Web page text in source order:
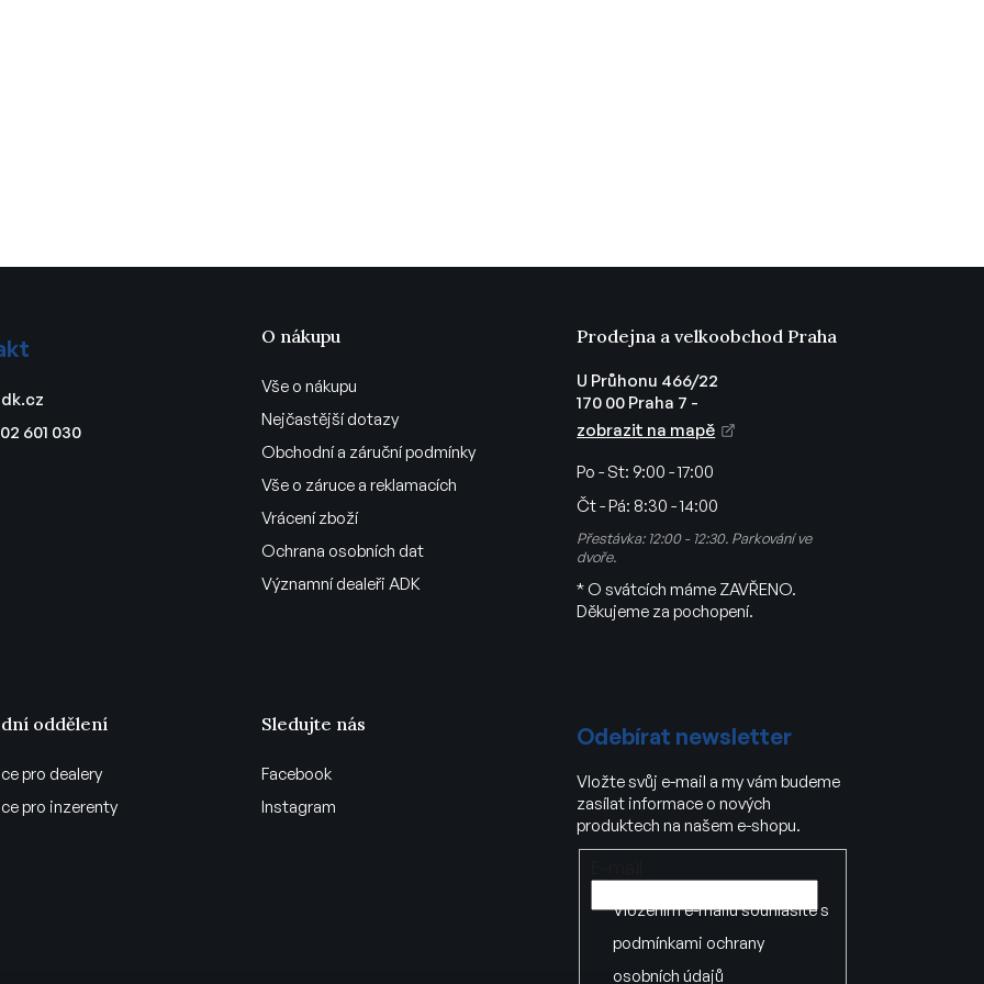
601 030
O nákupu
Vše o nákupu
Nejčastější dotazy
Obchodní a záruční podmínky
Vše o záruce a reklamacích
Vrácení zboží
Ochrana osobních dat
Významní dealeři ADK
Prodejna a velkoobchod Praha
U Průhonu 466/22
170 00 Praha 7 -
zobrazit na mapě
Po - St: 9:00 - 17:00
Čt - Pá: 8:30 - 14:00
Přestávka: 12:00 - 12:30. Parkování ve
dvoře.
* O svátcích máme ZAVŘENO.
Děkujeme za pochopení.
oddělení
pro dealery
pro inzerenty
Sledujte nás
Facebook
Instagram
Odebírat newsletter
Vložte svůj e-mail a my vám budeme
zasílat informace o nových
produktech na našem e-shopu.
Vložením e-mailu souhlasíte s
podmínkami ochrany
osobních údajů